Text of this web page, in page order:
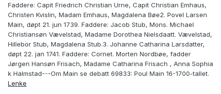
Faddere: Capit Friedrich Christian Urne, Capit Christian Emhaus,
Christen Kvislin, Madam Emhaus, Magdalena Bøe2. Povel Larsen
Main, døpt 21. jun 1739. Faddere: Jacob Stub, Mons. Michael
Christiansøn Vævelstad, Madame Dorothea Nielsdaatt. Vævelstad,
Hillebor Stub, Magdalena Stub.3. Johanne Catharina Larsdatter,
døpt 22. jan 1741. Faddere: Cornet. Morten Nordbøe, fadder
Jørgen Hansøn Frisach, Madame Catharina Frisach , Anna Sophia
k Halmstad---Om Main se debatt 69833: Poul Main 16-1700-tallet.
Lenke